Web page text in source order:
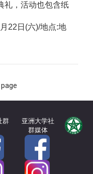
活动也包含纸
22日(六)/地点:地
群
亚洲大学社
群媒体